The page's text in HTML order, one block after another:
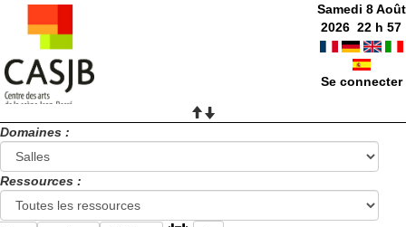
Samedi 8 Août
2026 22 h57
Se connecter
Domaines :
Ressources :